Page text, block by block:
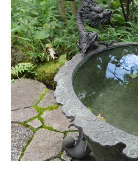
を経て完成する、まさに工芸品の
イドの扉と言えるでしょう。熟練
研修を経て習得した技術で、細か
行き、全工程を終えるまでには最
うです。塗り重ねられることで感
特の光沢、光の反射により変化す
を防ぐために研磨による入念な表
密と言えるでしょう。黄唐茶（き
ルドがかった扉は名古屋城の「金
キッチンタウン名古屋に設営され
たが、実物を拝見して、もっと深
いるのを感じます。昔は「男子厨
葉もあったほど、台所仕事は女性
ましたが、今ではそんな言葉はう
家庭もあり、男性も進んで家事を
した。キッチンが家の中心になる
ンや機能性にも変化が見られるよ
ーズドだったキッチンが、オープ
の目にさらされるキッチンに。そ
スッキリ見える収納力や、カウン
や、掃除が楽な「洗エールレンジ
重要になってきますね。キッチン